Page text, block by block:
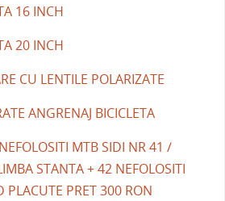
16 INCH
20 INCH
CU LENTILE POLARIZATE
ANGRENAJ BICICLETA
MTB SIDI NR 41 /
STANTA + 42 NEFOLOSITI
PLACUTE PRET 300 RON